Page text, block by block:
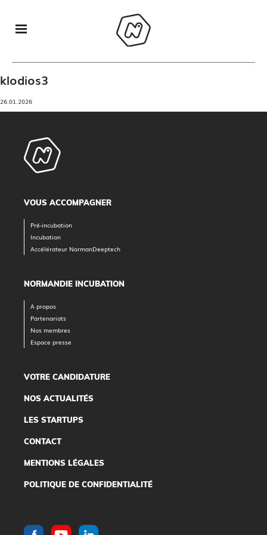
klodios3
26.01.2026
VOUS ACCOMPAGNER
Pré-incubation
Incubation
Accélérateur NormanDeeptech
NORMANDIE INCUBATION
A propos
Partenariats
Nos membres
Espace presse
VOTRE CANDIDATURE
NOS ACTUALITÉS
LES STARTUPS
CONTACT
MENTIONS LÉGALES
POLITIQUE DE CONFIDENTIALITÉ